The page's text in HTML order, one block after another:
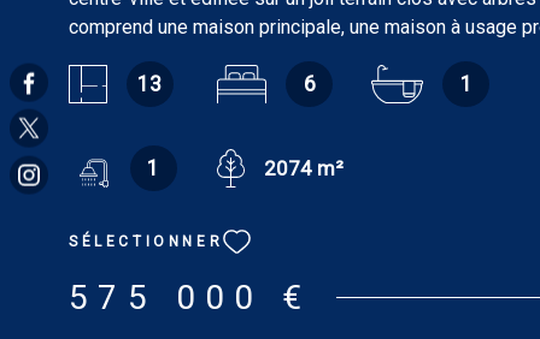
comprend une maison principale, une maison à usage
ainsi que des dépendances. La maison principale,
habitable d’environ 162 m², comprend au rez-de-
bureau de 12.35 m², salon parqueté de 28 m² avec
salle à manger de 29 m² avec belle verrière, cuisine
desservant trois chambres dont deux avec cheminée
m², 12.58 m² et 13.62 m²), une salle de bains/wc avec
Au deuxième étage : palier, trois chambres (8.90 m²,
m²), salle de douches/wc. Garage/buanderie de 20 m²
13 6 1
1 2074 m²
SÉLECTIONNER
575 000 €